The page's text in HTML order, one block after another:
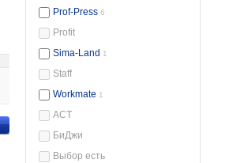
Prof-Press 6
Profit
Sima-Land 1
Staff
Workmate 1
АСТ
БиДжи
Выбор есть